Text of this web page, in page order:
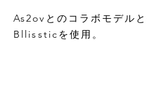
As2ovとのコラボモデル
Bllissticを使用。